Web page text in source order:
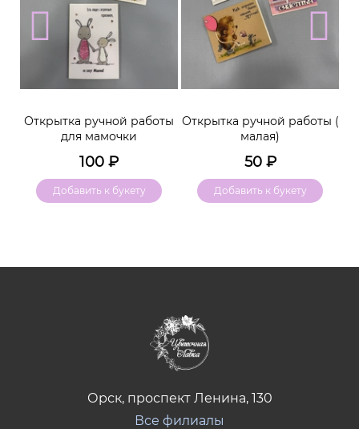
Открытка ручной работы
для мамочки
100 ₽
Добавить к букету
Открытка ручной работы (
малая)
50₽
Добавить к букету
Орск, проспект Ленина, 130
Все филиалы